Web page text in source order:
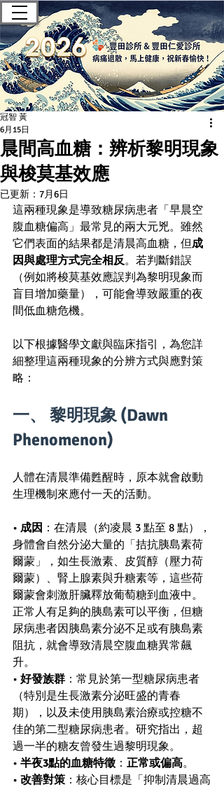
豐田診所 — 肝膽腸胃科｜無痛腸
胃鏡｜健康檢查
晨間高血糖：辨析黎明現象
與梭莫基效應
冠智 黃
6月15日
已更新： 7月6日
這兩種現象是導致糖尿病患者「早晨空
腹血糖偏高」最常見的兩大元兇。雖然
它們表面的結果都是清晨高血糖，但成
因與處理方式完全相反。若判斷錯誤
（例如將梭莫基效應誤判為黎明現象而
盲目增加藥量），可能會導致嚴重的夜
間低血糖危機。
以下根據醫學文獻與臨床指引，為您詳
細整理這兩種現象的分辨方式與應對策
略：
一、 黎明現象 (Dawn
Phenomenon)
人體在清晨準備甦醒時，原本就會啟動
生理機制來應付一天的活動。
• 成因 ：在清晨（約凌晨 3 點至 8 點），
身體會自然分泌大量的「拮抗胰島素荷
爾蒙」，如生長激素、皮質醇（壓力荷
爾蒙）、腎上腺素與升糖素等，這些荷
爾蒙會刺激肝臟釋放葡萄糖到血液中。
正常人有足夠的胰島素可以平衡，但糖
尿病患者因胰島素分泌不足或有胰島素
阻抗，就會導致清晨空腹血糖異常飆
升。
• 好發族群 ：常見於第一型糖尿病患者
（特別是生長激素分泌旺盛的青春
期），以及未使用胰島素治療或控糖不
佳的第二型糖尿病患者。研究指出，超
過一半的糖友曾發生過黎明現象。
• 半夜3點的血糖特徵 ： 正常或偏高。
• 改善對策 ：核心目標是「抑制清晨過高